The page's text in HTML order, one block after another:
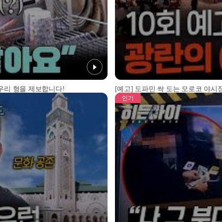
리 형을 제보합니다! [예고] 도파민 싹 도는 모로코 야시
인기